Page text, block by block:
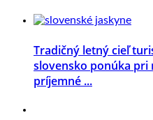
Tradičný letný cieľ
slovensko ponúka pri
príjemné ...